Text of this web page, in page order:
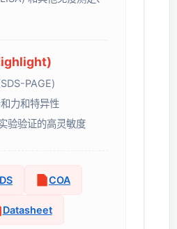
PAGE)
力和特异性
验验证的高灵敏度
COA
Datasheet